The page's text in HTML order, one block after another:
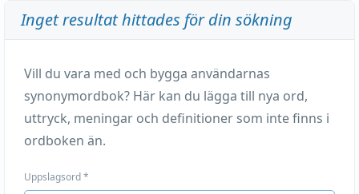
Inget resultat hittades för din sökning
Vill du vara med och bygga användarnas
synonymordbok? Här kan du lägga till nya ord,
uttryck, meningar och definitioner som inte finns i
ordboken än.
Uppslagsord*